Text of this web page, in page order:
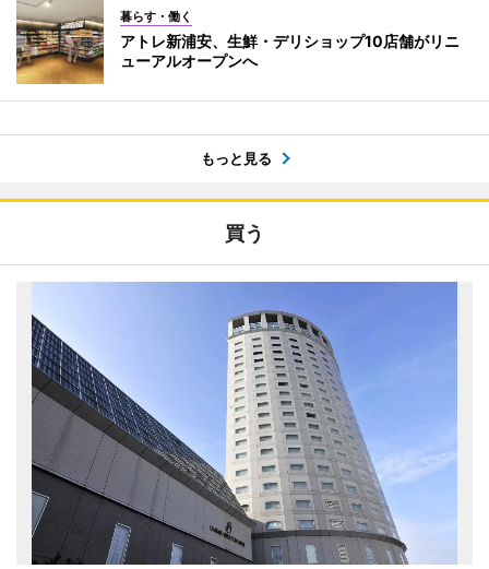
暮らす・働く
アトレ新浦安、生鮮・デリショップ10店舗がリニ
ューアルオープンへ
もっと見る
買う